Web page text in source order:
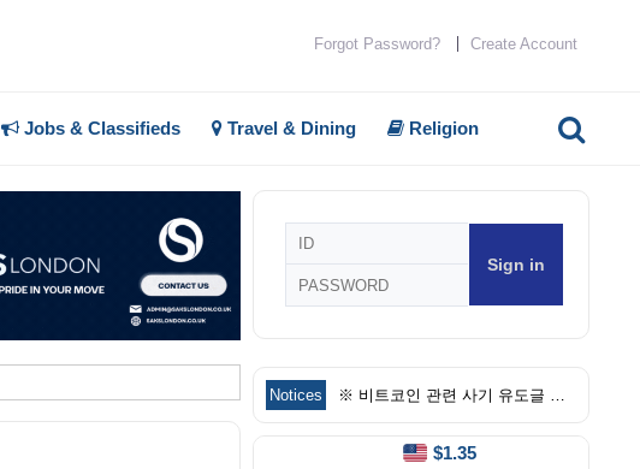
Forgot Password? Create Account
Jobs & Classifieds Travel & Dining Religion
Notices ※ 비트코인 관련 사기 유도글 주의
$1.35